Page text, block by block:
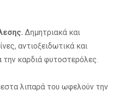
Δημητριακά και
αντιοξειδωτικά και
την καρδιά φυτοστερόλες.
λιπαρά του ωφελούν την